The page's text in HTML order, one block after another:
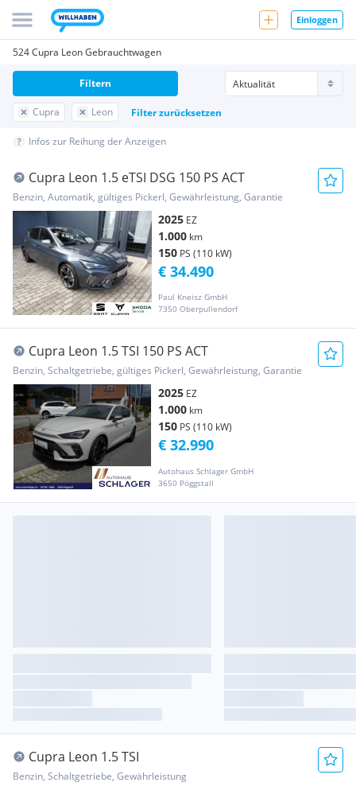
Einloggen
524 Cupra Leon Gebrauchtwagen
Cupra Leon Filter zurücksetzen
Filtern
Infos zur Reihung der Anzeigen
Cupra Leon 1.5 eTSI DSG 150 PS ACT
Benzin, Automatik, gültiges Pickerl, Gewährleistung, Garantie
2025 EZ
1.000 km
150 PS (110 kW)
Paul Kneisz GmbH
7350 Oberpullendorf
€ 34.490
Cupra Leon 1.5 TSI 150 PS ACT
Benzin, Schaltgetriebe, gültiges Pickerl, Gewährleistung, Garantie
2025 EZ
1.000 km
150 PS (110 kW)
Autohaus Schlager GmbH
3650 Pöggstall
€ 32.990
Cupra Leon 1.5 TSI
Benzin, Schaltgetriebe, Gewährleistung